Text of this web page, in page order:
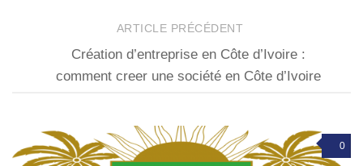
ARTICLE PRÉCÉDENT
Création d’entreprise en Côte d’Ivoire :
comment creer une société en Côte d’Ivoire
0